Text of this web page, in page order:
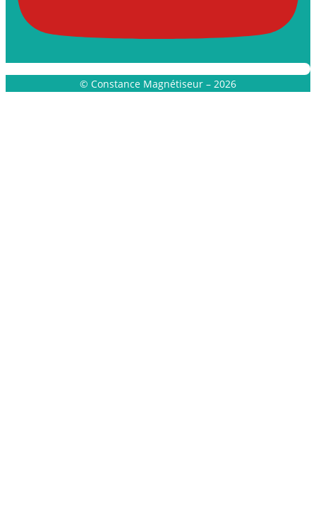
© Constance Magnétiseur – 2026